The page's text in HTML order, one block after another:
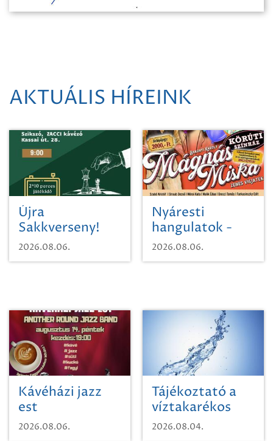
AKTUÁLIS HÍREINK
Újra
Sakkverseny!
2026.08.06.
Nyáresti
hangulatok -
Mágnás Miska
2026.08.06.
Kávéházi jazz
est
2026.08.06.
Tájékoztató a
víztakarékos
vízhasználatról
2026.08.04.